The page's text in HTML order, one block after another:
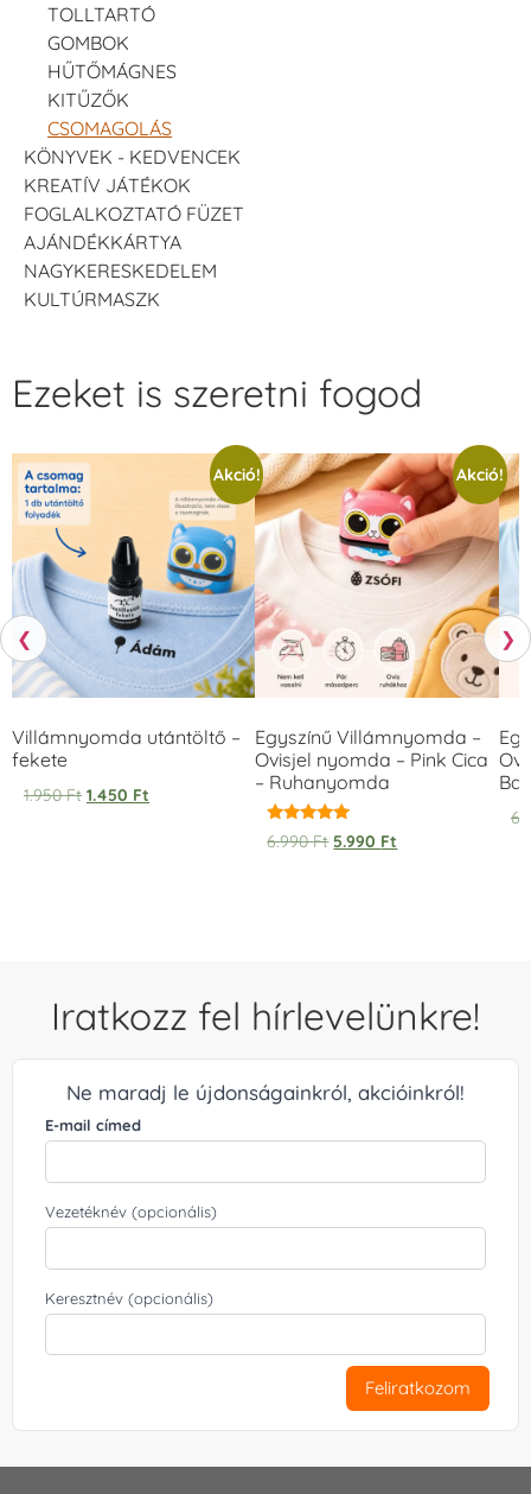
TOLLTARTÓ
GOMBOK
HŰTŐMÁGNES
KITŰZŐK
CSOMAGOLÁS
KÖNYVEK - KEDVENCEK
KREATÍV JÁTÉKOK
FOGLALKOZTATÓ FÜZET
AJÁNDÉKKÁRTYA
NAGYKERESKEDELEM
KULTÚRMASZK
❮
Ezeket is szeretni fogod
Akció!
Villámnyomda utántöltő –
fekete
1.950Ft 1.450 Ft
Akció!
Egyszínű Villámnyomda –
Ovisjel nyomda – Pink Cica
– Ruhanyomda
Értékelés:
5.00
6.990Ft 5.990 Ft
❯
Iratkozz fel hírlevelünkre!
Ne maradj le újdonságainkról, akcióinkról!
E-mail címed
Vezetéknév (opcionális)
Keresztnév (opcionális)
Feliratkozom